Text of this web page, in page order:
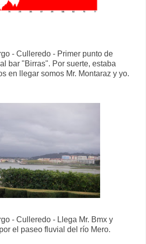
- Culleredo - Primer punto de
bar "Birras". Por suerte, estaba
en llegar somos Mr. Montaraz y yo.
- Culleredo - Llega Mr. Bmx y
el paseo fluvial del río Mero.